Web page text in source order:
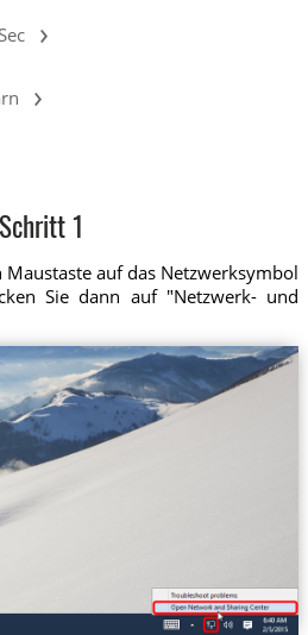
›
›
Schritt 1
auf das Netzwerksymbol
Sie dann auf "Netzwerk- und